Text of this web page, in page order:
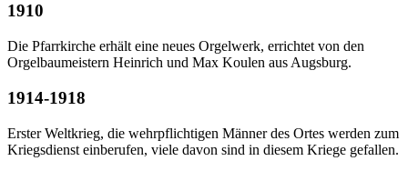
1910
Die Pfarrkirche erhält eine neues Orgelwerk, errichtet von den
Orgelbaumeistern Heinrich und Max Koulen aus Augsburg.
1914-1918
Erster Weltkrieg, die wehrpflichtigen Männer des Ortes werden zum
Kriegsdienst einberufen, viele davon sind in diesem Kriege gefallen.